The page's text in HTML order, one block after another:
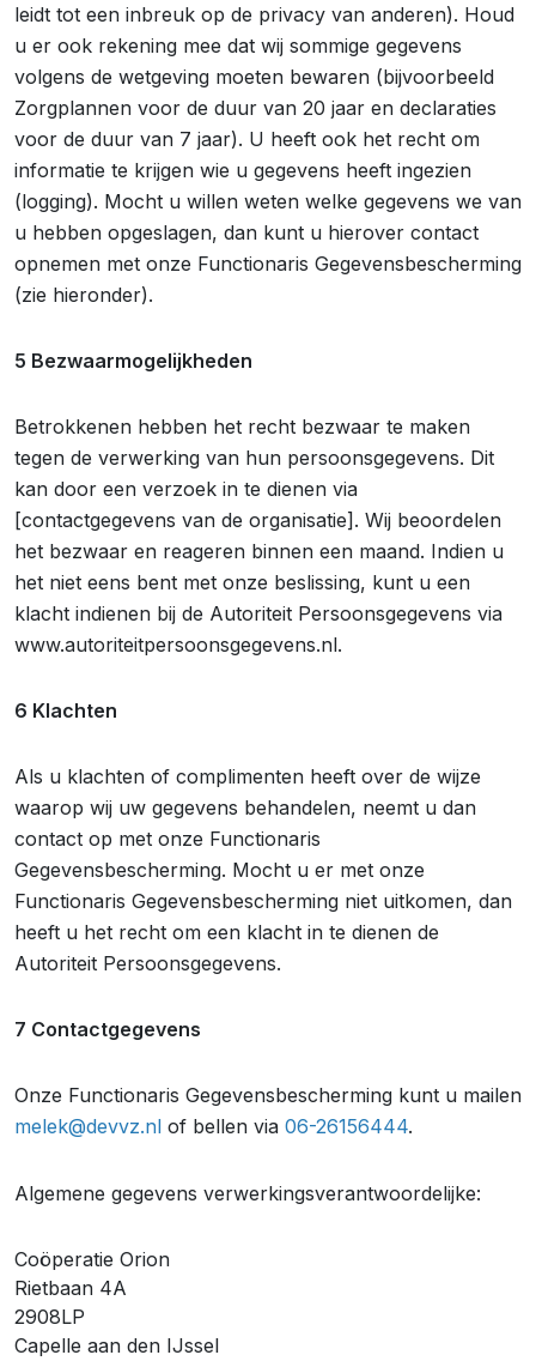
leidt tot een inbreuk op de privacy van anderen). Houd
u er ook rekening mee dat wij sommige gegevens
volgens de wetgeving moeten bewaren (bijvoorbeeld
Zorgplannen voor de duur van 20 jaar en declaraties
voor de duur van 7 jaar). U heeft ook het recht om
informatie te krijgen wie u gegevens heeft ingezien
(logging). Mocht u willen weten welke gegevens we van
u hebben opgeslagen, dan kunt u hierover contact
opnemen met onze Functionaris Gegevensbescherming
(zie hieronder).
5 Bezwaarmogelijkheden
Betrokkenen hebben het recht bezwaar te maken
tegen de verwerking van hun persoonsgegevens. Dit
kan door een verzoek in te dienen via
[contactgegevens van de organisatie]. Wij beoordelen
het bezwaar en reageren binnen een maand. Indien u
het niet eens bent met onze beslissing, kunt u een
klacht indienen bij de Autoriteit Persoonsgegevens via
www.autoriteitpersoonsgegevens.nl.
6 Klachten
Als u klachten of complimenten heeft over de wijze
waarop wij uw gegevens behandelen, neemt u dan
contact op met onze Functionaris
Gegevensbescherming. Mocht u er met onze
Functionaris Gegevensbescherming niet uitkomen, dan
heeft u het recht om een klacht in te dienen de
Autoriteit Persoonsgegevens.
7 Contactgegevens
Onze Functionaris Gegevensbescherming kunt u mailen
melek@devvz.nl of bellen via 06-26156444.
Algemene gegevens verwerkingsverantwoordelijke:
Coöperatie Orion
Rietbaan 4A
2908LP
Capelle aan den IJssel